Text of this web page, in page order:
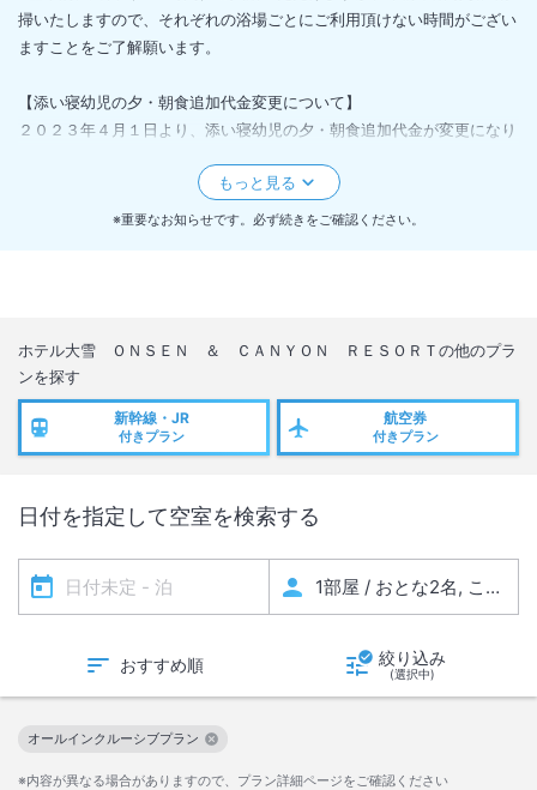
掃いたしますので、それぞれの浴場ごとにご利用頂けない時間がござい
ますことをご了解願います。
【添い寝幼児の夕・朝食追加代金変更について】
２０２３年４月１日より、添い寝幼児の夕・朝食追加代金が変更になり
幼児施設使用料１歳～２歳２，２００円（税込・現地払い）
幼児夕・朝食代（１歳～２歳）６，２００円（税込・現地払い）
※重要なお知らせです。必ず続きをご確認ください。
ホテル大雪 ＯＮＳＥＮ ＆ ＣＡＮＹＯＮ ＲＥＳＯＲＴの他のプラ
ンを探す
新幹線・JR
付きプラン
航空券
付きプラン
日付を指定して空室を検索する
おすすめ順 絞り込み
(選択中)
オールインクルーシブプラン
この絞り込み条件を解除
※内容が異なる場合がありますので、プラン詳細ページをご確認ください